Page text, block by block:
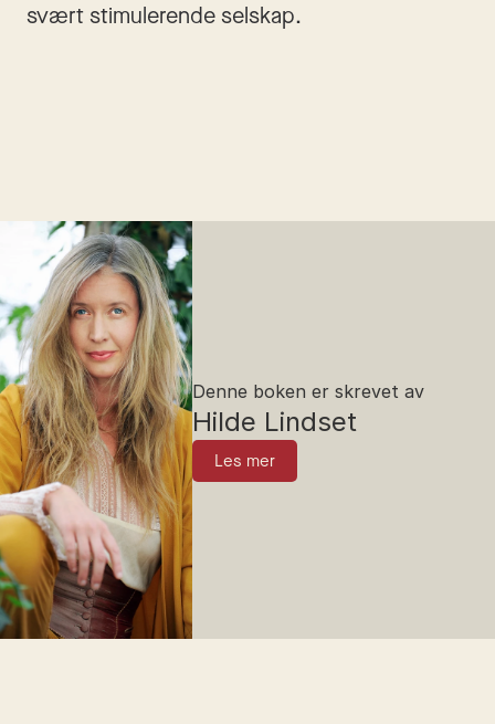
svært stimulerende selskap.
Denne boken er skrevet av
Hilde Lindset
Les mer